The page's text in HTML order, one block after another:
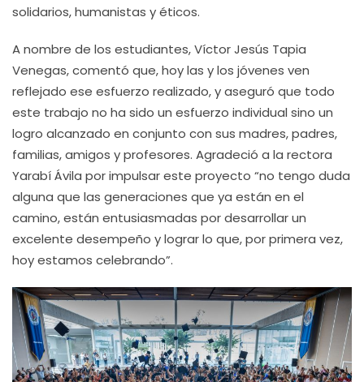
solidarios, humanistas y éticos.
A nombre de los estudiantes, Víctor Jesús Tapia
Venegas, comentó que, hoy las y los jóvenes ven
reflejado ese esfuerzo realizado, y aseguró que todo
este trabajo no ha sido un esfuerzo individual sino un
logro alcanzado en conjunto con sus madres, padres,
familias, amigos y profesores. Agradeció a la rectora
Yarabí Ávila por impulsar este proyecto “no tengo duda
alguna que las generaciones que ya están en el
camino, están entusiasmadas por desarrollar un
excelente desempeño y lograr lo que, por primera vez,
hoy estamos celebrando”.